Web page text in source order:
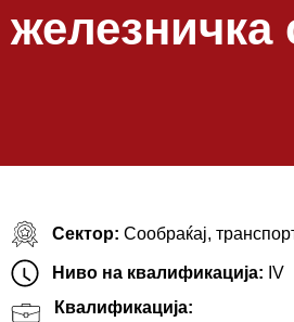
железничка
Сектор: Сообраќај,
Ниво на квалификација: IV
Квалификација: